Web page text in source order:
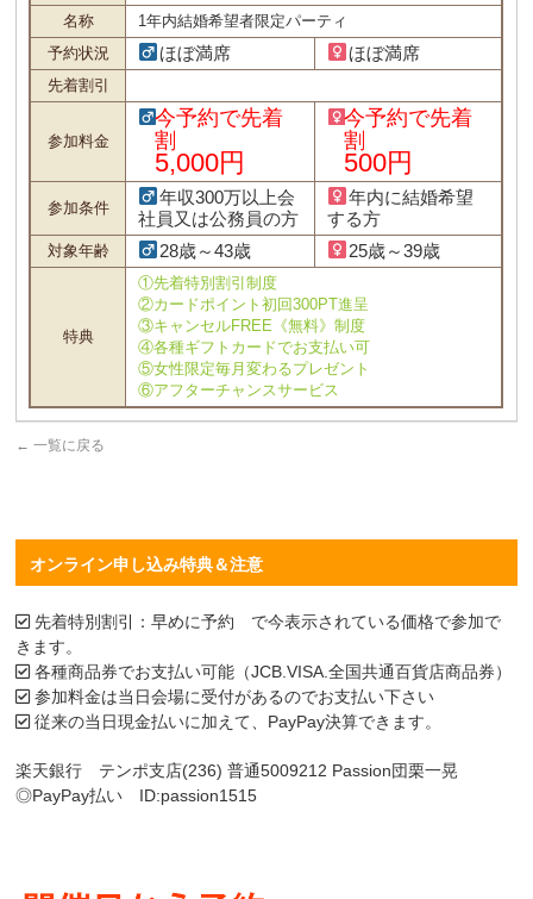
名称
1年内結婚希望者限定パーティ
予約状況
ほぼ満席 ほぼ満席
先着割引
参加料金
今予約で先着
割
5,000円
今予約で先着
割
500円
参加条件
年収300万以上会
社員又は公務員の方
年内に結婚希望
する方
対象年齢 28歳～43歳 25歳～39歳
特典
①先着特別割引制度
②カードポイント初回300PT進呈
③キャンセルFREE《無料》制度
④各種ギフトカードでお支払い可
⑤女性限定毎月変わるプレゼント
⑥アフターチャンスサービス
← 一覧に戻る
オンライン申し込み特典＆注意
先着特別割引：早めに予約 で今表示されている価格で参加で
きます。
各種商品券でお支払い可能（JCB.VISA.全国共通百貨店商品券）
参加料金は当日会場に受付があるのでお支払い下さい
従来の当日現金払いに加えて、PayPay決算できます。
楽天銀行 テンポ支店(236) 普通5009212 Passion団栗一晃
◎PayPay払い ID:passion1515